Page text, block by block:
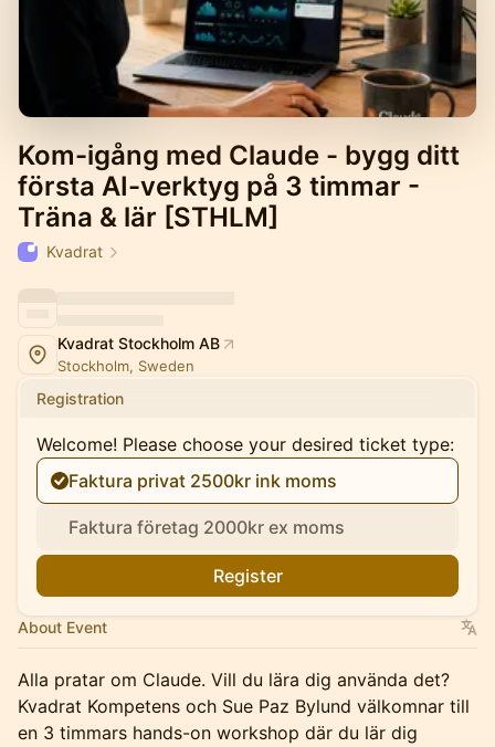
Kom-igång med Claude - bygg ditt
första AI-verktyg på 3 timmar -
Träna & lär [STHLM]
Kvadrat
Kvadrat Stockholm AB
Stockholm, Sweden
Registration
Welcome! Please choose your desired ticket type:
Faktura privat 2500kr ink moms
Faktura företag 2000kr ex moms
Register
About Event
Alla pratar om Claude. Vill du lära dig använda det?
Kvadrat Kompetens och Sue Paz Bylund välkomnar till
en 3 timmars hands-on workshop där du lär dig